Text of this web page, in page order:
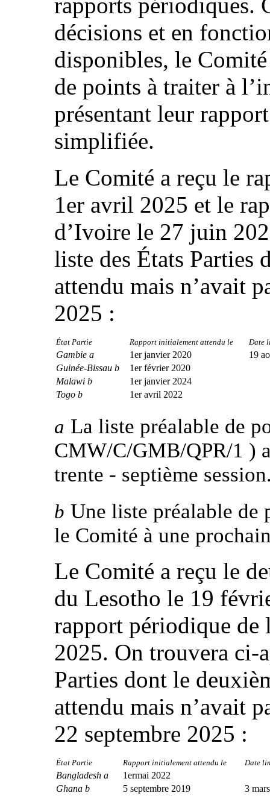
rapports périodiques.
décisions et en
disponibles, le
de points à traiter à
présentant leur
simplifiée.
Le Comité a reçu le
1er avril 2025 et le
d’Ivoire le 27 juin
liste des États
attendu mais n’avait
2025 :
État Partie Rapport initialement attendu le Date
Gambie a 1er janvier 2020
19
Guinée-Bissau b
1er février 2020
Malawi b
1er janvier 2024
Togo b
1er avril 2022
a La liste préalable de
CMW/C/GMB/QPR/1 )
trente ‑ septième
b Une liste préalable de
le Comité à une
Le Comité a reçu le
du Lesotho le 19
rapport périodique
2025. On trouvera ci-
Parties dont le
attendu mais n’avait
22 septembre 2025 :
État Partie Rapport initialement attendu le Date
Bangladesh a
1ermai 2022
Ghana b
5 septembre 2019
3